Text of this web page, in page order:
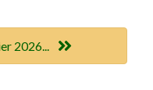
2026...